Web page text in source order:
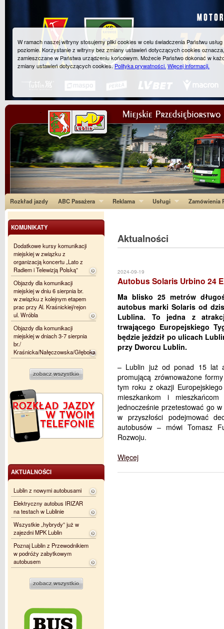
Rozkład jazdy ABC Pasażera Reklama Usługi Zamówienia
Aktualności
2024-09-19
Autobus Solaris Urbino 24
Ma blisko 25 metrów
autobus marki Solaris od
Lublina. To jedna z
trwającego Europejskiego
będzie jeździł po ulicach
przy Dworcu Lublin.
– Lublin już od ponad 15 lat
promującą zrównoważone
tym roku z okazji
mieszkankom i
jednocześnie przetestować go
w przyszłości podejmować
autobusów – mówi Tomasz
Rozwoju.
Więcej
KOMUNIKATY
Dodatkowe kursy komunikacji
miejskiej w związku z
organizacją koncertu „Lato z
Radiem i Telewizją Polską”
Objazdy dla komunikacji
miejskiej w dniu 6 sierpnia br.
w związku z kolejnym etapem
prac przy Al. Kraśnickiej/rejon
ul. Wróbla
Objazdy dla komunikacji
miejskiej w dniach 3-7 sierpnia
br./
Kraśnicka/Nałęczowska/Głęboka
AKTUALNOŚCI
Lublin z nowymi autobusami
Elektryczny autobus IRIZAR
na testach w Lublinie
Wszystkie „hybrydy” już w
zajezdni MPK Lublin
Poznaj Lublin z Przewodnikiem
w podróży zabytkowym
autobusem
W ramach naszej witryny stosujemy pliki cookies w celu świadczenia Państwu
poziomie. Korzystanie z witryny bez zmiany ustawień dotyczących cookies
zamieszczane w Państwa urządzeniu końcowym. Możecie Państwo dokonać w
zmiany ustawień dotyczących cookies.Polityka prywatności. Więcej informacji.